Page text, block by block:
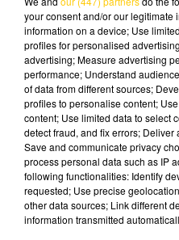
24 mars 2025 - 4 min 6
L'INFO DU
Ecoutez sur Totem
le pays de Brioude et
de nos journalistes sur
your consent and/or our legitimate
information on a device; Use
profiles for personalised
advertising; Measure advertising
performance; Understand
of data from different sources;
profiles to personalise content;
content; Use limited data to select
detect fraud, and fix errors;
Save and communicate privacy
process personal data such as IP
following functionalities: Identify
requested; Use precise
other data sources; Link different
information transmitted